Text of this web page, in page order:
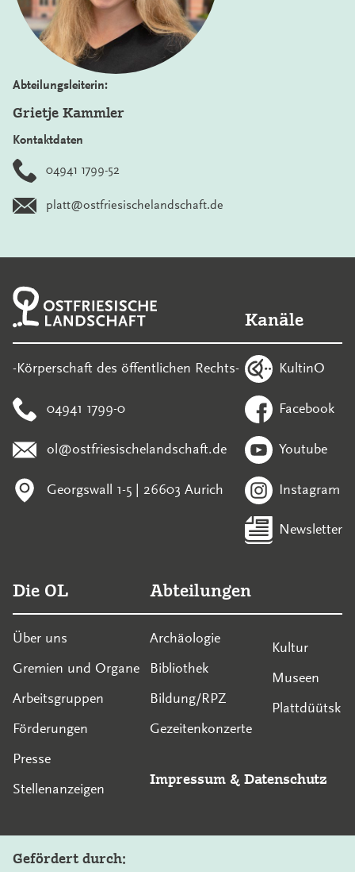
Abteilungsleiterin:
Grietje Kammler
Kontaktdaten
04941 1799-52
platt@ostfriesischelandschaft.de
-Körperschaft des öffentlichen Rechts-
04941 1799-0
ol@ostfriesischelandschaft.de
Georgswall 1-5 | 26603 Aurich
Kanäle
KultinO
Facebook
Youtube
Instagram
Newsletter
Die OL
Über uns
Gremien und Organe
Arbeitsgruppen
Förderungen
Presse
Stellenanzeigen
Abteilungen
Archäologie
Bibliothek
Bildung/RPZ
Gezeitenkonzerte
Kultur
Museen
Plattdüütsk
Impressum & Datenschutz
Gefördert durch: